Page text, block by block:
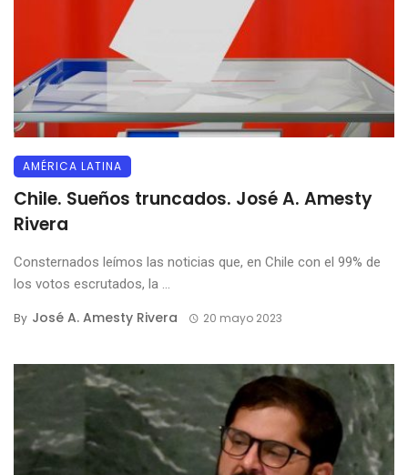
AMÉRICA LATINA
Chile. Sueños truncados. José A. Amesty
Rivera
Consternados leímos las noticias que, en Chile con el 99% de
los votos escrutados, la ...
By José A. Amesty Rivera 20 mayo 2023